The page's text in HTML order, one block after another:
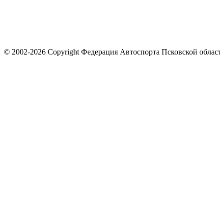
© 2002-2026 Copyright Федерация Автоспорта Псковской